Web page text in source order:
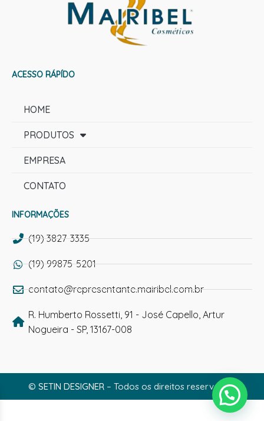
ACESSO RÁPÍDO
HOME
PRODUTOS
EMPRESA
CONTATO
INFORMAÇÕES
(19) 3827-3335
(19) 99875-5201
contato@representante.mairibel.com.br
R. Humberto Rossetti, 91 - José Capello, Artur
Nogueira - SP, 13167-008
© SETIN DESIGNER– Todos os direitos reservados.